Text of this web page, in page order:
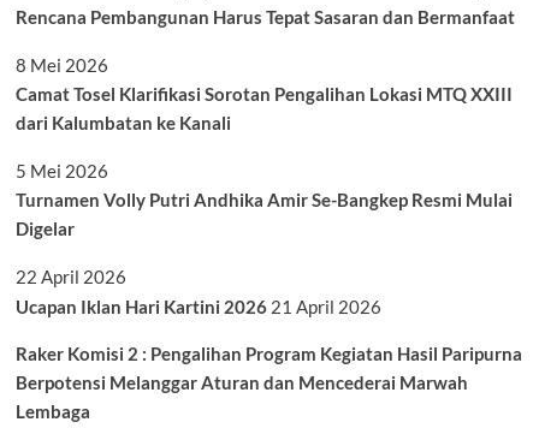
Rencana Pembangunan Harus Tepat Sasaran dan Bermanfaat
8 Mei 2026
Camat Tosel Klarifikasi Sorotan Pengalihan Lokasi MTQ XXIII
dari Kalumbatan ke Kanali
5 Mei 2026
Turnamen Volly Putri Andhika Amir Se-Bangkep Resmi Mulai
Digelar
22 April 2026
Ucapan Iklan Hari Kartini 2026 21 April 2026
Raker Komisi 2 : Pengalihan Program Kegiatan Hasil Paripurna
Berpotensi Melanggar Aturan dan Mencederai Marwah
Lembaga